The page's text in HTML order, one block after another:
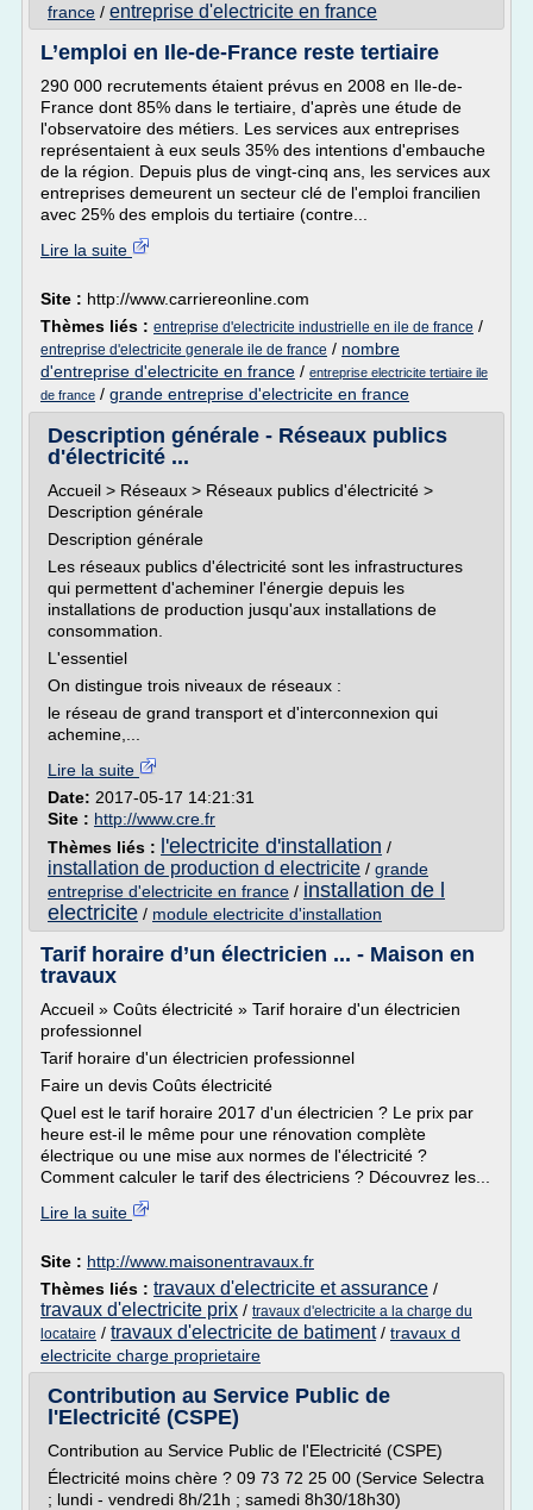
france / entreprise d'electricite en france
L’emploi en Ile-de-France reste tertiaire
290 000 recrutements étaient prévus en 2008 en Ile-de-
France dont 85% dans le tertiaire, d'après une étude de
l'observatoire des métiers. Les services aux entreprises
représentaient à eux seuls 35% des intentions d'embauche
de la région. Depuis plus de vingt-cinq ans, les services aux
entreprises demeurent un secteur clé de l'emploi francilien
avec 25% des emplois du tertiaire (contre...
Lire la suite
Site : http://www.carriereonline.com
Thèmes liés : entreprise d'electricite industrielle en ile de france /
entreprise d'electricite generale ile de france / nombre
d'entreprise d'electricite en france / entreprise electricite tertiaire ile
de france / grande entreprise d'electricite en france
Description générale - Réseaux publics
d'électricité ...
Accueil > Réseaux > Réseaux publics d'électricité >
Description générale
Description générale
Les réseaux publics d'électricité sont les infrastructures
qui permettent d'acheminer l'énergie depuis les
installations de production jusqu'aux installations de
consommation.
L'essentiel
On distingue trois niveaux de réseaux :
le réseau de grand transport et d'interconnexion qui
achemine,...
Lire la suite
Date: 2017-05-17 14:21:31
Site : http://www.cre.fr
Thèmes liés :
l'electricite d'installation /
installation de production d electricite / grande
entreprise d'electricite en france / installation de l
electricite / module electricite d'installation
Tarif horaire d’un électricien ... - Maison en
travaux
Accueil » Coûts électricité » Tarif horaire d'un électricien
professionnel
Tarif horaire d'un électricien professionnel
Faire un devis Coûts électricité
Quel est le tarif horaire 2017 d'un électricien ? Le prix par
heure est-il le même pour une rénovation complète
électrique ou une mise aux normes de l'électricité ?
Comment calculer le tarif des électriciens ? Découvrez les...
Lire la suite
Site : http://www.maisonentravaux.fr
Thèmes liés : travaux d'electricite et assurance /
travaux d'electricite prix / travaux d'electricite a la charge du
locataire / travaux d'electricite de batiment/ travaux d
electricite charge proprietaire
Contribution au Service Public de
l'Electricité (CSPE)
Contribution au Service Public de l'Electricité (CSPE)
Électricité moins chère ? 09 73 72 25 00 (Service Selectra
; lundi - vendredi 8h/21h ; samedi 8h30/18h30)